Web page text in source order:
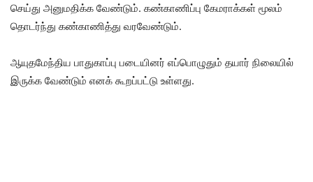
செய்து அனுமதிக்க வேண்டும். கண்காணிப்பு கேமராக்கள் மூலம்
தொடர்ந்து கண்காணித்து வரவேண்டும்.
ஆயுதமேந்திய பாதுகாப்பு படையினர் எப்பொழுதும் தயார் நிலையில்
இருக்க வேண்டும் எனக் கூறப்பட்டு உள்ளது.